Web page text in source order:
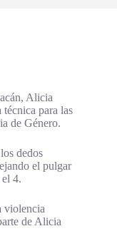
Alicia
para las
de Género.
dedos
el pulgar
4.
violencia
de Alicia